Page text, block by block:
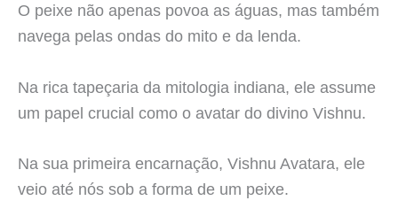
O peixe não apenas povoa as águas, mas também
navega pelas ondas do mito e da lenda.
Na rica tapeçaria da mitologia indiana, ele assume
um papel crucial como o avatar do divino Vishnu.
Na sua primeira encarnação, Vishnu Avatara, ele
veio até nós sob a forma de um peixe.